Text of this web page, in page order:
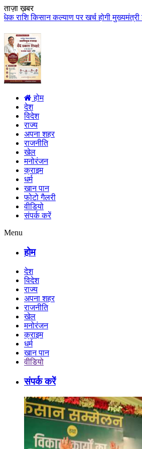
ताज़ा ख़बर
पर खर्च होगी मुख्यमंत्री डॉ. यादव के
होम
देश
विदेश
राज्य
अपना शहर
राजनीति
खेल
मनोरंजन
क्राइम
धर्म
खान पान
फोटो गैलरी
वीडियो
संपर्क करें
Menu
होम
देश
विदेश
राज्य
अपना शहर
राजनीति
खेल
मनोरंजन
क्राइम
धर्म
खान पान
वीडियो
संपर्क करें